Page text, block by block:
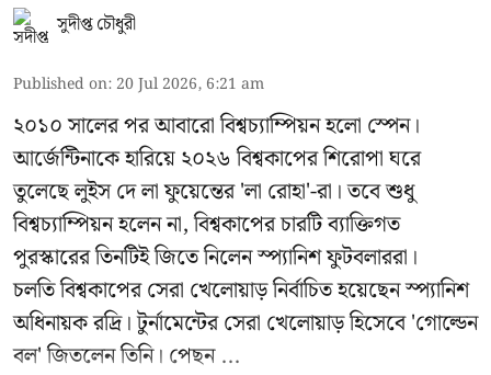
সুদীপ্ত চৌধুরী
Published on: 20 Jul 2026, 6:21 am
২০১০ সালের পর আবারো বিশ্বচ্যাম্পিয়ন হলো স্পেন।
আর্জেন্টিনাকে হারিয়ে ২০২৬ বিশ্বকাপের শিরোপা ঘরে
তুলেছে লুইস দে লা ফুয়েন্তের 'লা রোহা'-রা। তবে শুধু
বিশ্বচ্যাম্পিয়ন হলেন না, বিশ্বকাপের চারটি ব্যাক্তিগত
পুরস্কারের তিনটিই জিতে নিলেন স্প্যানিশ ফুটবলাররা।
চলতি বিশ্বকাপের সেরা খেলোয়াড় নির্বাচিত হয়েছেন স্প্যানিশ
অধিনায়ক রদ্রি। টুর্নামেন্টের সেরা খেলোয়াড় হিসেবে 'গোল্ডেন
বল' জিতলেন তিনি। পেছন ...